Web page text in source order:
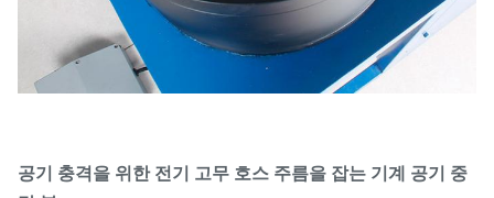
공기 충격을 위한 전기 고무 호스 주름을 잡는 기계 공기 중